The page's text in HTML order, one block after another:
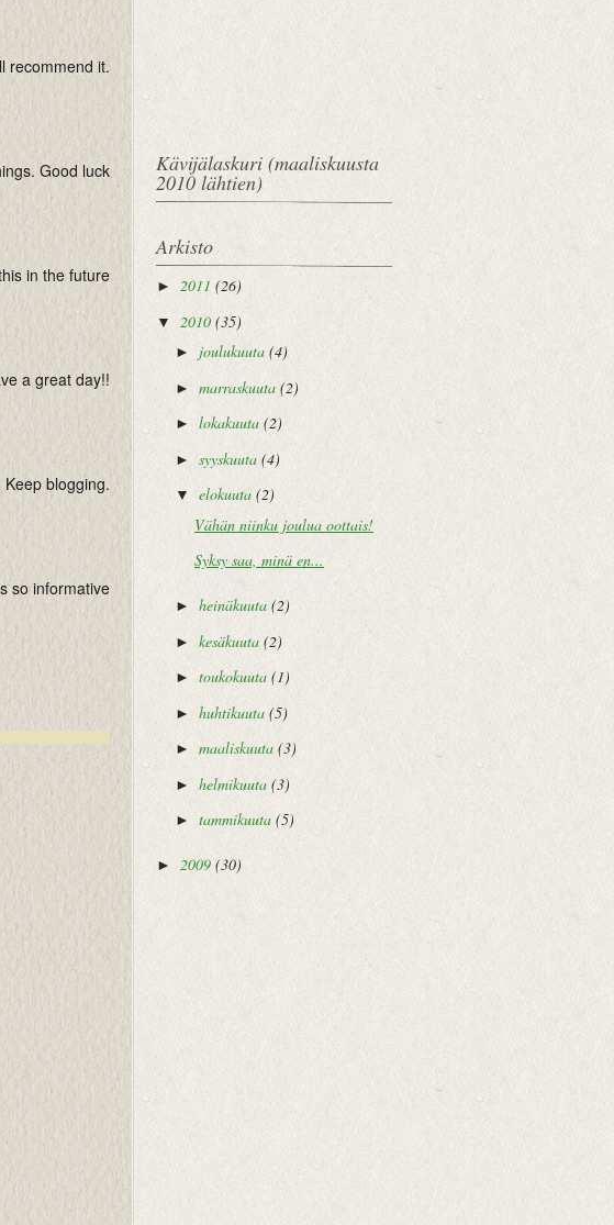
recommend it.
Good luck
in the future
a great day!!
blogging.
so informative
Kävijälaskuri (maaliskuusta
2010 lähtien)
Arkisto
► 2011 (26)
▼ 2010 (35)
► joulukuuta (4)
► marraskuuta (2)
► lokakuuta (2)
► syyskuuta (4)
▼ elokuuta (2)
Vähän niinku joulua oottais!
Syksy saa, minä en...
► heinäkuuta (2)
► kesäkuuta (2)
► toukokuuta (1)
► huhtikuuta (5)
► maaliskuuta (3)
► helmikuuta (3)
► tammikuuta (5)
► 2009 (30)